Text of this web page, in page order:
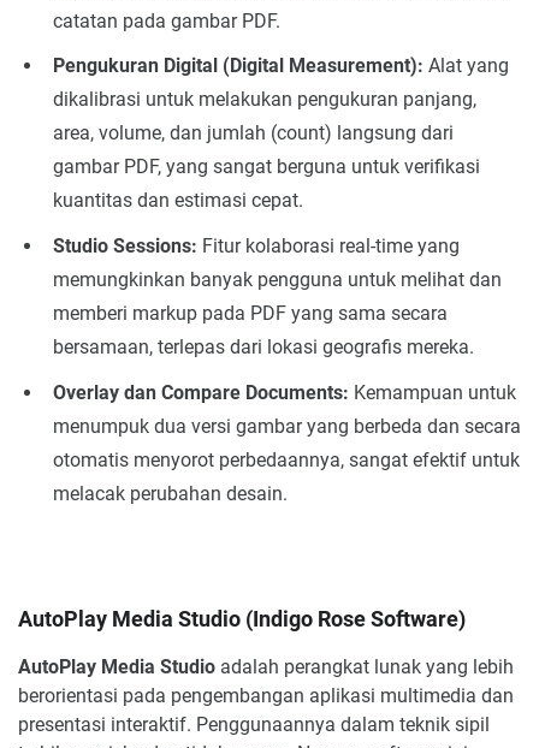
catatan pada gambar PDF.
Pengukuran Digital (Digital Measurement): Alat yang
dikalibrasi untuk melakukan pengukuran panjang,
area, volume, dan jumlah (count) langsung dari
gambar PDF, yang sangat berguna untuk verifikasi
kuantitas dan estimasi cepat.
Studio Sessions: Fitur kolaborasi real-time yang
memungkinkan banyak pengguna untuk melihat dan
memberi markup pada PDF yang sama secara
bersamaan, terlepas dari lokasi geografis mereka.
Overlay dan Compare Documents: Kemampuan untuk
menumpuk dua versi gambar yang berbeda dan secara
otomatis menyorot perbedaannya, sangat efektif untuk
melacak perubahan desain.
AutoPlay Media Studio (Indigo Rose Software)
AutoPlay Media Studio adalah perangkat lunak yang lebih
berorientasi pada pengembangan aplikasi multimedia dan
presentasi interaktif. Penggunaannya dalam teknik sipil